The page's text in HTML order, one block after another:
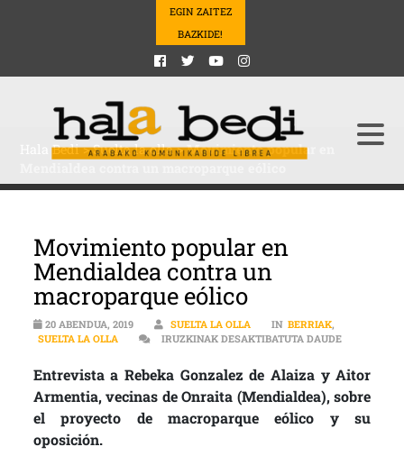
EGIN ZAITEZ
BAZKIDE!
Hala Bedi>Suelta la olla>Movimiento popular en
Movimiento popular en
Mendialdea contra un
macroparque eólico
20 ABENDUA, 2019 SUELTA LA OLLA IN BERRIAK,
SUELTA LA OLLA
IRUZKINAK DESAKTIBATUTA DAUDE
Entrevista a Rebeka Gonzalez de Alaiza y Aitor
Armentia, vecinas de Onraita (Mendialdea), sobre
el proyecto de macroparque eólico y su
oposición.